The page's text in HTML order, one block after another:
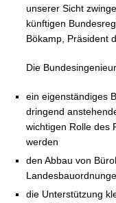
unserer Sicht
künftigen
Bökamp, Präsident
Die
ein eigenständiges
dringend
wichtigen Rolle des
werden
den Abbau von
die Unterstützung